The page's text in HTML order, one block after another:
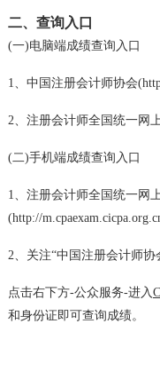
二、查询入口
(一)电脑端成绩查询入口
1、中国注册会计师协会
2、注册会计师全国统一网
(二)手机端成绩查询入口
1、注册会计师全国统一网
(http://
2、关注“中国注册会计师协
点击右下方-公众服务-进入
和身份证即可查询成绩。